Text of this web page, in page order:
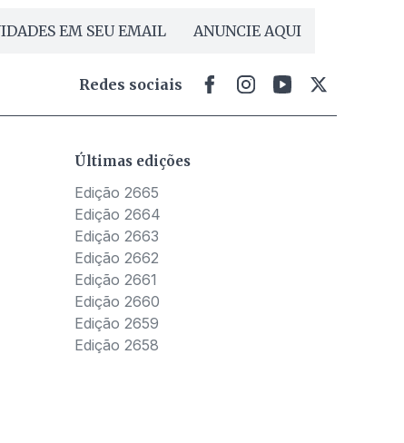
EM SEU EMAIL ANUNCIE AQUI
Redes sociais
Últimas edições
Edição 2665
Edição 2664
Edição 2663
Edição 2662
Edição 2661
Edição 2660
Edição 2659
Edição 2658